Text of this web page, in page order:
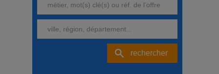
rechercher